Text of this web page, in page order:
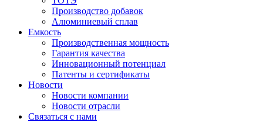
Производство добавок
Алюминиевый сплав
Емкость
Производственная мощность
Гарантия качества
Инновационный потенциал
Патенты и сертификаты
Новости
Новости компании
Новости отрасли
Связаться с нами